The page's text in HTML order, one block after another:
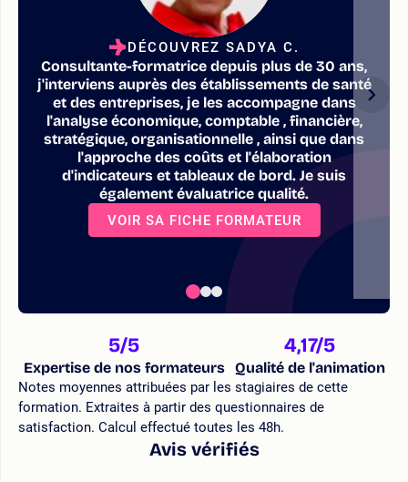
DÉCOUVREZ SADYA C.
Consultante-formatrice depuis plus de 30 ans,
j'interviens auprès des établissements de santé
et des entreprises, je les accompagne dans
l'analyse économique, comptable , financière,
stratégique, organisationnelle , ainsi que dans
l'approche des coûts et l'élaboration
d'indicateurs et tableaux de bord. Je suis
également évaluatrice qualité.
VOIR SA FICHE FORMATEUR
5/5
Expertise de nos formateurs
4,17/5
Qualité de l'animation
Notes moyennes attribuées par les stagiaires de cette
formation. Extraites à partir des questionnaires de
satisfaction. Calcul effectué toutes les 48h.
Avis vérifiés